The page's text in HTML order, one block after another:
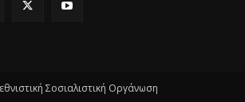
Σοσιαλιστική Οργάνωση